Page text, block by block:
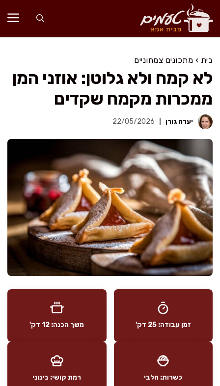
לדלג
לתוכן
בית › מתכונים צמחוניים
לא קמח ולא גלוטן: אוזני המן
ממכרות מקמח שקדים
יערה גורן 22/05/2026
זמן עבודה: 25 דק' משך הכנה: 12 דק'
כשרות: חלבי רמת קושי: בינוני